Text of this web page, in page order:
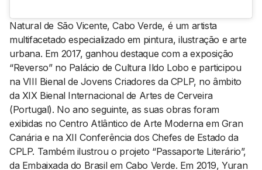
Natural de São Vicente, Cabo Verde, é um artista
multifacetado especializado em pintura, ilustração e arte
urbana. Em 2017, ganhou destaque com a exposição
“Reverso” no Palácio de Cultura Ildo Lobo e participou
na VIII Bienal de Jovens Criadores da CPLP, no âmbito
da XIX Bienal Internacional de Artes de Cerveira
(Portugal). No ano seguinte, as suas obras foram
exibidas no Centro Atlântico de Arte Moderna em Gran
Canária e na XII Conferência dos Chefes de Estado da
CPLP. Também ilustrou o projeto “Passaporte Literário”,
da Embaixada do Brasil em Cabo Verde. Em 2019, Yuran